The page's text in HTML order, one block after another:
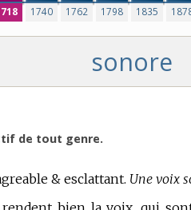
1740 1762 1798 1835
sonore
de tout genre.
& esclattant. Une voix